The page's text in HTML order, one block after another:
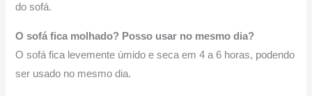
do sofá.
O sofá fica molhado? Posso usar no mesmo dia?
O sofá fica levemente úmido e seca em 4 a 6 horas, podendo
ser usado no mesmo dia.